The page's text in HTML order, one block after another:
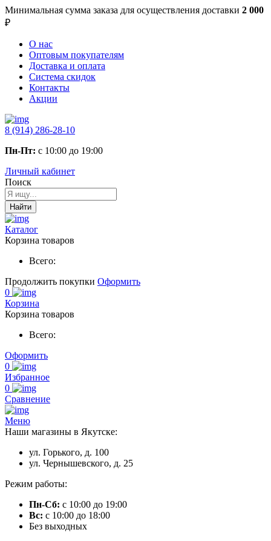
Минимальная сумма заказа для осуществления доставки 2 000
₽
О нас
Оптовым покупателям
Доставка и оплата
Система скидок
Контакты
Акции
8 (914) 286-28-10
Пн-Пт: с 10:00 до 19:00
Личный кабинет
Поиск
Найти
Каталог
Корзина товаров
Всего:
Продолжить покупки Оформить
0
Корзина
Корзина товаров
Всего:
Оформить
0
Избранное
0
Сравнение
Меню
Наши магазины в Якутске:
ул. Горького, д. 100
ул. Чернышевского, д. 25
Режим работы:
Пн-Сб: с 10:00 до 19:00
Вс: с 10:00 до 18:00
Без выходных